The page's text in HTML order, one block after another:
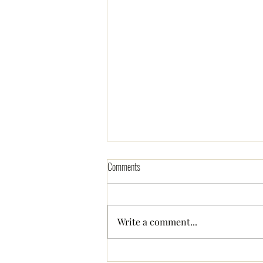
あと何回、会えるだろうか ー
Comments
Write a comment...